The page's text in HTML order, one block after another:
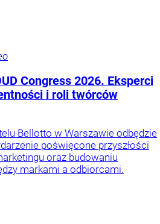
Congress 2026. Eksperci
i roli twórców
Bellotto w Warszawie odbędzie
poświęcone przyszłości
oraz budowaniu
markami a odbiorcami.